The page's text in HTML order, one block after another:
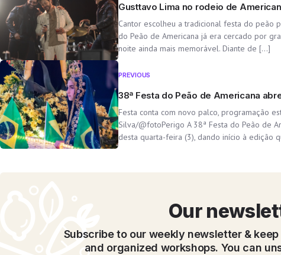
Gusttavo Lima no rodeio de
Cantor escolheu a tradicional festa do peão
do Peão de Americana já era cercado por
noite ainda mais memorável. Diante de […]
PREVIOUS
38ª Festa do Peão de Americana
Festa conta com novo palco, programação
Silva/@fotoPerigo A 38ª Festa do Peão de
desta quarta-feira (3), dando início à edição
Our
Subscribe to our weekly newsletter &
and organized workshops. You can